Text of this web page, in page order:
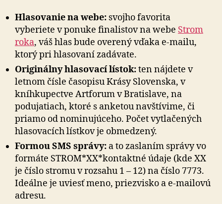
Hlasovanie na webe: svojho favorita
vyberiete v ponuke finalistov na webe Strom
roka, váš hlas bude overený vďaka e-mailu,
ktorý pri hlasovaní zadávate.
Originálny hlasovací lístok:ten nájdete v
letnom čísle časopisu Krásy Slovenska, v
kníhkupectve Artforum v Bratislave, na
podujatiach, ktoré s anketou navštívime, či
priamo od nominujúceho. Počet vytlačených
hlasovacích lístkov je obmedzený.
Formou SMS správy: a to zaslaním správy vo
formáte STROM*XX*kontaktné údaje (kde XX
je číslo stromu v rozsahu 1 – 12) na číslo 7773.
Ideálne je uviesť meno, priezvisko a e-mailovú
adresu.